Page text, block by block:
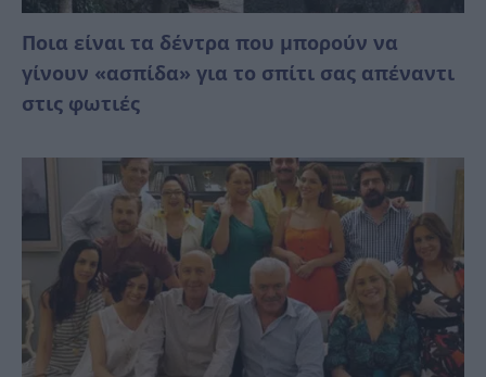
Ποια είναι τα δέντρα που μπορούν να
γίνουν «ασπίδα» για το σπίτι σας απέναντι
στις φωτιές